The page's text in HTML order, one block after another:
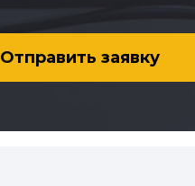
Отправить заявку